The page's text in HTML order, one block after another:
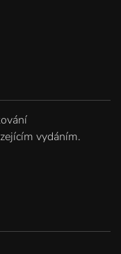
vydáním.